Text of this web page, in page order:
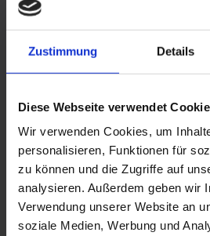
Zustimmung Details
Diese Webseite verwendet
Wir verwenden Cookies, um
personalisieren, Funktionen für
zu können und die Zugriffe auf
analysieren. Außerdem geben wir
Verwendung unserer Website an
soziale Medien, Werbung und
und 90 Grad Anschlag